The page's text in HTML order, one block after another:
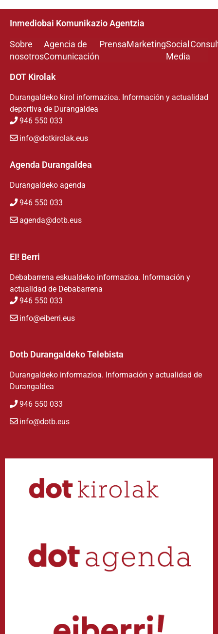
Inmediobai Komunikazio Agentzia
Sobre
nosotros
Agencia de
Comunicación
PrensaMarketingSocial
Media
DOT Kirolak
Durangaldeko kirol informazioa. Información y actualidad
deportiva de Durangaldea
946 550 033
info@dotkirolak.eus
Agenda Durangaldea
Durangaldeko agenda
946 550 033
agenda@dotb.eus
EI! Berri
Debabarrena eskualdeko informazioa. Información y
actualidad de Debabarrena
946 550 033
info@eiberri.eus
Dotb Durangaldeko Telebista
Durangaldeko informazioa. Información y actualidad de
Durangaldea
946 550 033
info@dotb.eus